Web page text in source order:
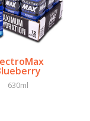
630ml